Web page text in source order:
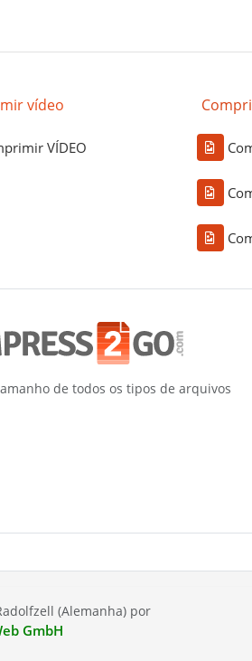
vídeo
VÍDEO
de todos os tipos de arquivos
(Alemanha) por
GmbH